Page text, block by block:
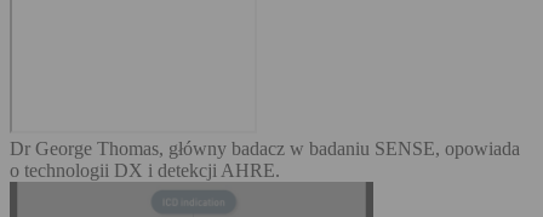
Dr George Thomas, główny badacz w badaniu SENSE, opowiada
o technologii DX i detekcji AHRE.